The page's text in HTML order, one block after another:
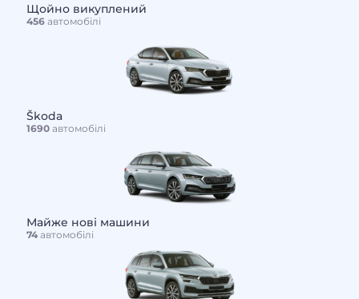
Щойно викуплений
456автомобілі
Škoda
1690автомобілі
Майже нові машини
74автомобілі